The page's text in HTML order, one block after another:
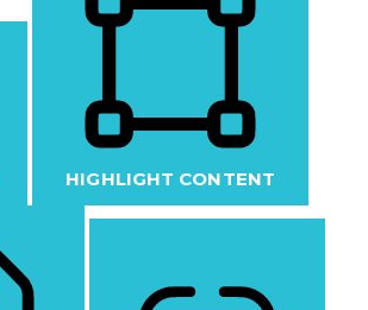
HIGHLIGHT CONTENT